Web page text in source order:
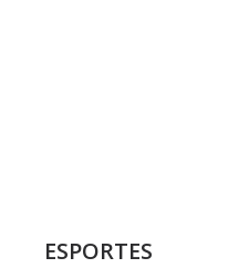
ESPORTES